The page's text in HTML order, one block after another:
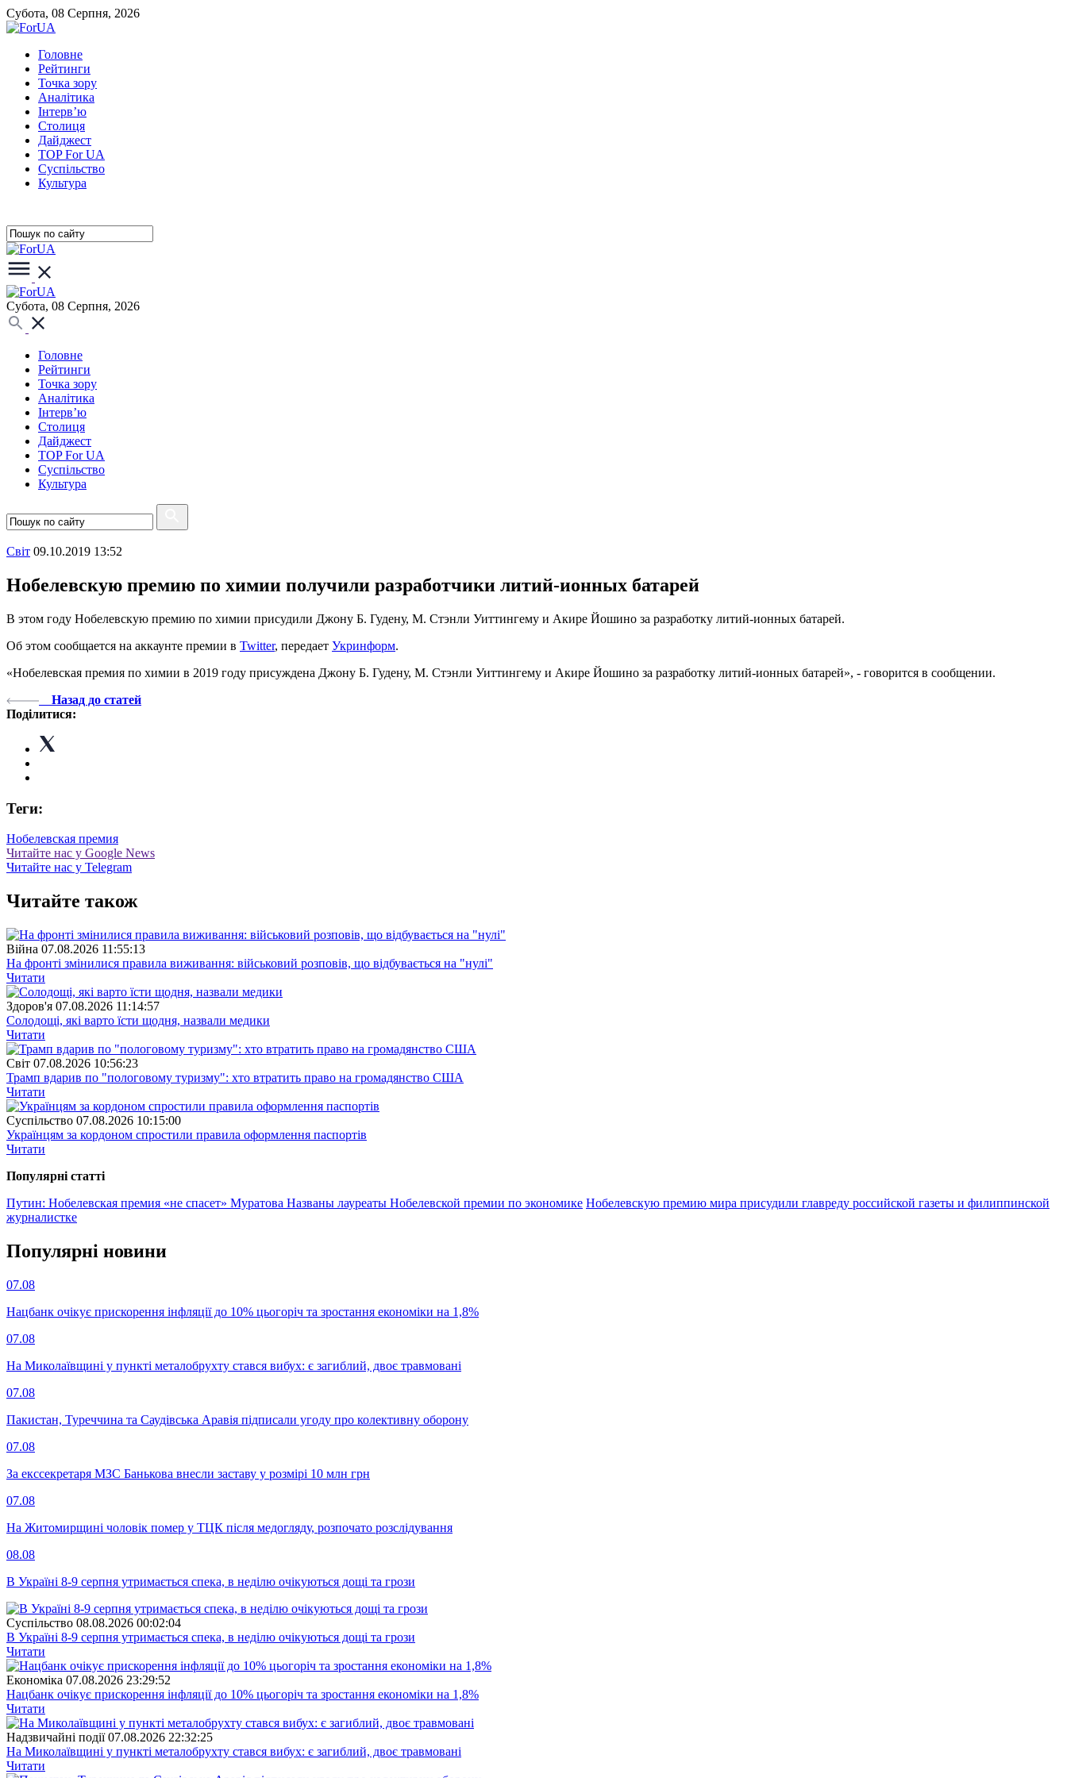
Субота, 08 Серпня, 2026
Головне
Рейтинги
Точка зору
Аналітика
Інтерв’ю
Столиця
Дайджест
TOP For UA
Суспiльство
Культура
Субота, 08 Серпня, 2026
Головне
Рейтинги
Точка зору
Аналітика
Інтерв’ю
Столиця
Дайджест
TOP For UA
Суспiльство
Культура
Свiт 09.10.2019 13:52
Нобелевскую премию по химии получили разработчики литий-ионных батарей
В этом году Нобелевскую премию по химии присудили Джону Б. Гудену, М. Стэнли Уиттингему и Акире Йошино за разработку литий-ионных батарей.
Об этом сообщается на аккаунте премии в Twitter, передает Укринформ.
«Нобелевская премия по химии в 2019 году присуждена Джону Б. Гудену, М. Стэнли Уиттингему и Акире Йошино за разработку литий-ионных батарей», - говорится в сообщении.
Назад до статей
Поділитися:
Теги:
Нобелевская премия
Читайте нас у Google News
Читайте нас у Telegram
Читайте також
Війна 07.08.2026 11:55:13
На фронті змінилися правила виживання: військовий розповів, що відбувається на "нулі"
Читати
Здоров'я 07.08.2026 11:14:57
Солодощі, які варто їсти щодня, назвали медики
Читати
Свiт 07.08.2026 10:56:23
Трамп вдарив по "пологовому туризму": хто втратить право на громадянство США
Читати
Суспiльство 07.08.2026 10:15:00
Українцям за кордоном спростили правила оформлення паспортів
Читати
Популярнi статтi
Путин: Нобелевская премия «не спасет» Муратова Названы лауреаты Нобелевской премии по экономике Нобелевскую премию мира присудили главреду российской газеты и филиппинской
журналистке
Популярнi новини
07.08
Нацбанк очікує прискорення інфляції до 10% цьогоріч та зростання економіки на 1,8%
07.08
На Миколаївщині у пункті металобрухту стався вибух: є загиблий, двоє травмовані
07.08
Пакистан, Туреччина та Саудівська Аравія підписали угоду про колективну оборону
07.08
За екссекретаря МЗС Банькова внесли заставу у розмірі 10 млн грн
07.08
На Житомирщині чоловік помер у ТЦК після медогляду, розпочато розслідування
08.08
В Україні 8-9 серпня утримається спека, в неділю очікуються дощі та грози
Суспiльство 08.08.2026 00:02:04
В Україні 8-9 серпня утримається спека, в неділю очікуються дощі та грози
Читати
Економіка 07.08.2026 23:29:52
Нацбанк очікує прискорення інфляції до 10% цьогоріч та зростання економіки на 1,8%
Читати
Надзвичайні події 07.08.2026 22:32:25
На Миколаївщині у пункті металобрухту стався вибух: є загиблий, двоє травмовані
Читати